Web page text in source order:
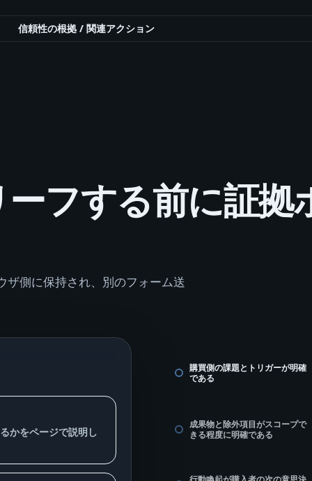
信頼性の根拠 /関連アクション
フする前に証拠
ザ側に保持され、別のフォーム送
かをページで説明し
購買側の課題とトリガーが明確
である
成果物と除外項目がスコープで
きる程度に明確である